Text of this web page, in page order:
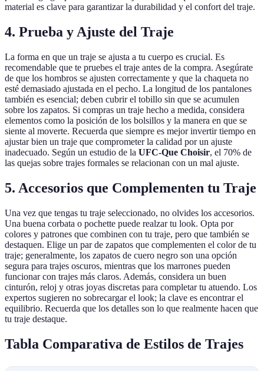
material es clave para garantizar la durabilidad y el confort del traje.
4. Prueba y Ajuste del Traje
La forma en que un traje se ajusta a tu cuerpo es crucial. Es
recomendable que te pruebes el traje antes de la compra. Asegúrate
de que los hombros se ajusten correctamente y que la chaqueta no
esté demasiado ajustada en el pecho. La longitud de los pantalones
también es esencial; deben cubrir el tobillo sin que se acumulen
sobre los zapatos. Si compras un traje hecho a medida, considera
elementos como la posición de los bolsillos y la manera en que se
siente al moverte. Recuerda que siempre es mejor invertir tiempo en
ajustar bien un traje que comprometer la calidad por un ajuste
inadecuado. Según un estudio de la UFC-Que Choisir, el 70% de
las quejas sobre trajes formales se relacionan con un mal ajuste.
5. Accesorios que Complementen tu Traje
Una vez que tengas tu traje seleccionado, no olvides los accesorios.
Una buena corbata o pochette puede realzar tu look. Opta por
colores y patrones que combinen con tu traje, pero que también se
destaquen. Elige un par de zapatos que complementen el color de tu
traje; generalmente, los zapatos de cuero negro son una opción
segura para trajes oscuros, mientras que los marrones pueden
funcionar con trajes más claros. Además, considera un buen
cinturón, reloj y otras joyas discretas para completar tu atuendo. Los
expertos sugieren no sobrecargar el look; la clave es encontrar el
equilibrio. Recuerda que los detalles son lo que realmente hacen que
tu traje destaque.
Tabla Comparativa de Estilos de Trajes